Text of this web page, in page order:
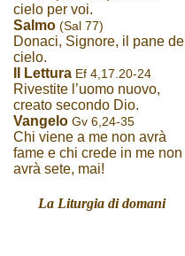
cielo per voi.
Salmo (Sal 77)
Donaci, Signore, il pane del
cielo.
II Lettura Ef 4,17.20-24
Rivestite l’uomo nuovo,
creato secondo Dio.
Vangelo Gv 6,24-35
Chi viene a me non avrà
fame e chi crede in me non
avrà sete, mai!
La Liturgia di domani